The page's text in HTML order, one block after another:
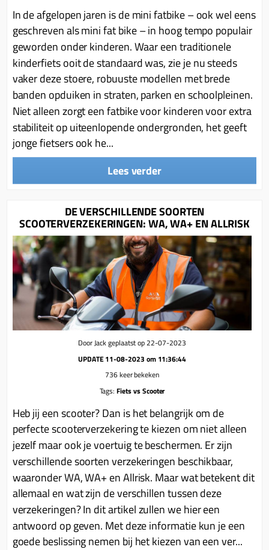
Overige
Startmotor
Startrelais
Spanningsregelaar
Toerenbegrenzer
Remlichtschakelaar
Verlichting
Led verlichting
Krukassen
Krukas (delen)
Lagers & keerringen
Luchtfilter elementen
Luchtfilter (delen)
Luchtfilter deksel
Motor blokken
Membraan (delen)
Vlotterbak pakking
Powerfilter
Schakel (delen)
Sproeiers
Spruitstuk (delen)
Uitlaten compleet
Uitlaat (delen)
Radiateur (delen)
Waterpomp (delen)
V-snaren
Variorolsets
Pulley
Variateur (delen)
Variokit
Voor tandwielen
Kappen
Kappenset
km tellers
Km-teller aandrijving
Km teller kabel
Kickstart deksel
Kickstartpedaal
Kickstart ronsel
Schokbrekers
Stuurschakelaar
Stuur (delen)
Remblokken
Rem (delen)
Remgrepen en remhendels
Remsegmenten
Remklauw (delen)
Voorrem kabel
Voorvork
Wiel (delen)
Zadel
Standaard
Kickstart (delen)
Handvatten
Handschoenen
Helmen
Koffers
Kinderzitje (scooter)
Olie-onderhoudsmiddelen
Oppakbeugel
Scooterhoezen
Scooter Kleding
Crossbril
Stickers
Stuurslot
Regenkleding
Rugsteun
Vespa accessoires
Voordragers
Accessoires overig
Zadel
Gereedschap
Speednut
In de afgelopen jaren is de mini fatbike – ook wel eens
geschreven als mini fat bike – in hoog tempo populair
geworden onder kinderen. Waar een traditionele
kinderfiets ooit de standaard was, zie je nu steeds
vaker deze stoere, robuuste modellen met brede
banden opduiken in straten, parken en schoolpleinen.
Niet alleen zorgt een fatbike voor kinderen voor extra
stabiliteit op uiteenlopende ondergronden, het geeft
jonge fietsers ook he...
Lees verder
DE VERSCHILLENDE SOORTEN
SCOOTERVERZEKERINGEN: WA, WA+ EN ALLRISK
Door Jack geplaatst op 22-07-2023
UPDATE 11-08-2023 om 11:36:44
736 keer bekeken
Tags:Fiets vs Scooter
Heb jij een scooter? Dan is het belangrijk om de
perfecte scooterverzekering te kiezen om niet alleen
jezelf maar ook je voertuig te beschermen. Er zijn
verschillende soorten verzekeringen beschikbaar,
waaronder WA, WA+ en Allrisk. Maar wat betekent dit
allemaal en wat zijn de verschillen tussen deze
verzekeringen? In dit artikel zullen we hier een
antwoord op geven. Met deze informatie kun je een
goede beslissing nemen bij het kiezen van een ver...